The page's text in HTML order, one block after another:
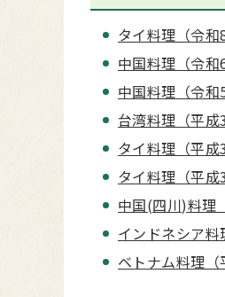
タイ料理（令和
中国料理（令和
中国料理（令和
台湾料理（平成
タイ料理（平成
タイ料理（平成
中国(四川)料理
インドネシア料
ベトナム料理（